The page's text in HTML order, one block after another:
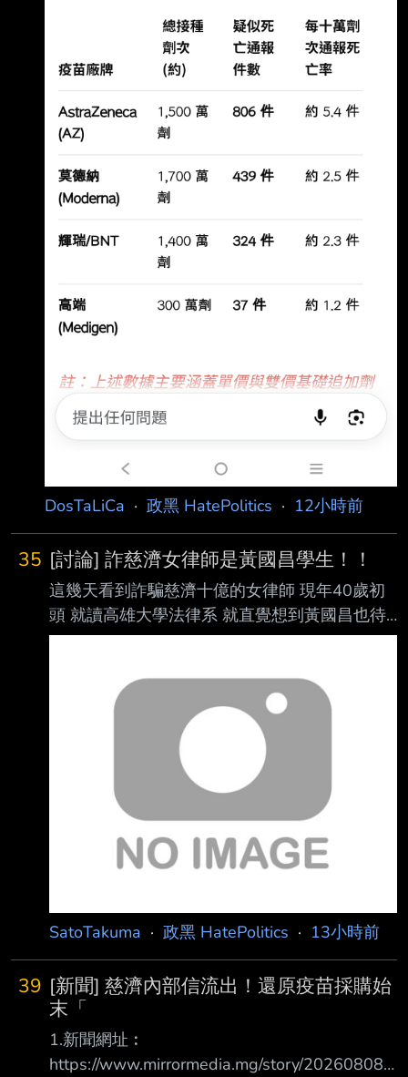
DosTaLiCa · 政黑 HatePolitics · 12小時前
35 [討論] 詐慈濟女律師是黃國昌學生！！
這幾天看到詐騙慈濟十億的女律師 現年40歲初
頭 就讀高雄大學法律系 就直覺想到黃國昌也待
過 時間還很吻合 好奇黃國昌會怎麼評論 結果剛
SatoTakuma · 政黑 HatePolitics · 13小時前
39 [新聞] 慈濟內部信流出！還原疫苗採購始
末「
1.新聞網址︰
https://www.mirrormedia.mg/story/20260808e